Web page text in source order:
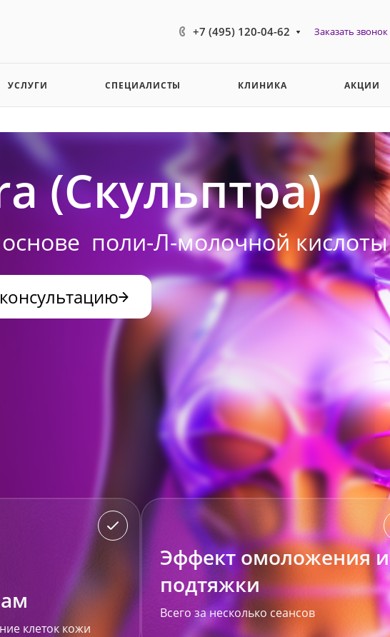
+7 (495) 120-04-62 Заказать звонок
УСЛУГИ СПЕЦИАЛИСТЫ КЛИНИКА АКЦИИ
(Скульптра)
поли-Л-молочной кислоты
клеток кожи
Эффект омоложения и
подтяжки
Всего за несколько сеансов